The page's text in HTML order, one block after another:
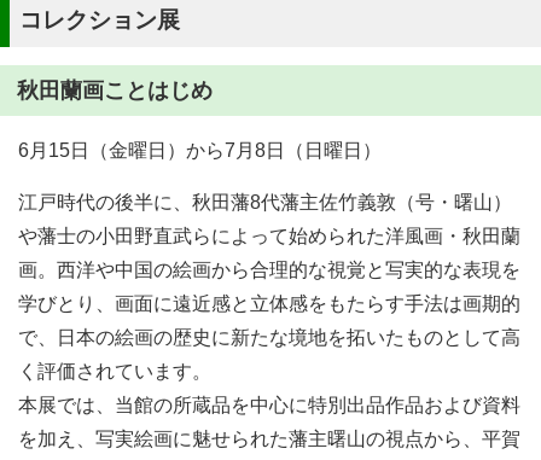
コレクション展
秋田蘭画ことはじめ
6月15日（金曜日）から7月8日（日曜日）
江戸時代の後半に、秋田藩8代藩主佐竹義敦（号・曙山）
や藩士の小田野直武らによって始められた洋風画・秋田蘭
画。西洋や中国の絵画から合理的な視覚と写実的な表現を
学びとり、画面に遠近感と立体感をもたらす手法は画期的
で、日本の絵画の歴史に新たな境地を拓いたものとして高
く評価されています。
本展では、当館の所蔵品を中心に特別出品作品および資料
を加え、写実絵画に魅せられた藩主曙山の視点から、平賀